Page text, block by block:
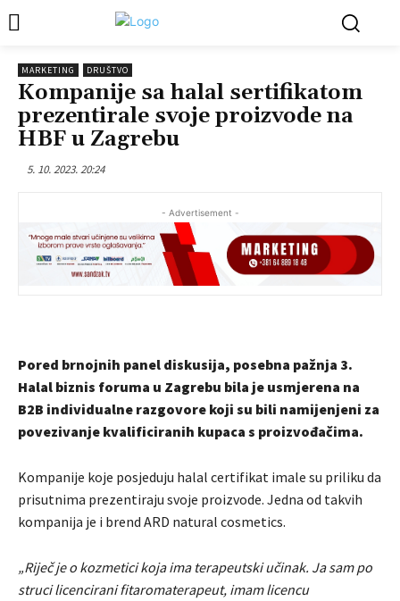
MARKETING DRUŠTVO
Kompanije sa halal sertifikatom
prezentirale svoje proizvode na
HBF u Zagrebu
5. 10. 2023. 20:24
- Advertisement -
Pored brnojnih panel diskusija, posebna pažnja 3.
Halal biznis foruma u Zagrebu bila je usmjerena na
B2B individualne razgovore koji su bili namijenjeni za
povezivanje kvalificiranih kupaca s proizvođačima.
Kompanije koje posjeduju halal certifikat imale su priliku da
prisutnima prezentiraju svoje proizvode. Jedna od takvih
kompanija je i brend ARD natural cosmetics.
„Riječ je o kozmetici koja ima terapeutski učinak. Ja sam po
struci licencirani fitaromaterapeut, imam licencu